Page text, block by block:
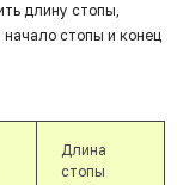
длину стопы,
стопы и конец
Длина
стопы